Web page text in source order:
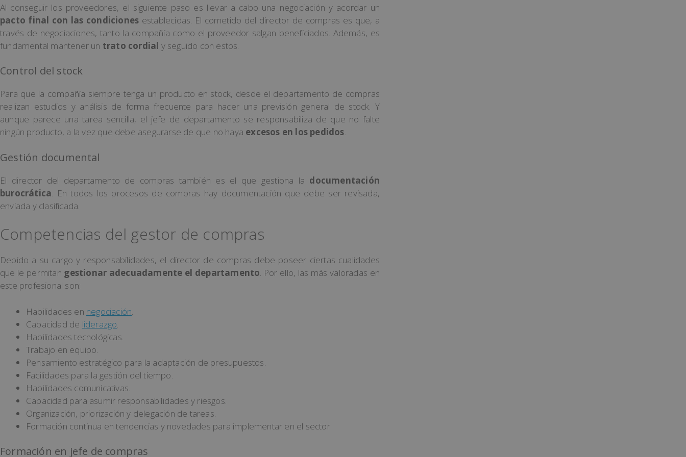
Al conseguir los proveedores, el siguiente paso es llevar a cabo una negociación y acordar un
pacto final con las condiciones establecidas. El cometido del director de compras es que, a
través de negociaciones, tanto la compañía como el proveedor salgan beneficiados. Además, es
fundamental mantener un trato cordial y seguido con estos.
Control del stock
Para que la compañía siempre tenga un producto en stock, desde el departamento de compras
realizan estudios y análisis de forma frecuente para hacer una previsión general de stock. Y
aunque parece una tarea sencilla, el jefe de departamento se responsabiliza de que no falte
ningún producto, a la vez que debe asegurarse de que no haya excesos en los pedidos.
Gestión documental
El director del departamento de compras también es el que gestiona la documentación
burocrática. En todos los procesos de compras hay documentación que debe ser revisada,
enviada y clasificada.
Competencias del gestor de compras
Debido a su cargo y responsabilidades, el director de compras debe poseer ciertas cualidades
que le permitan gestionar adecuadamente el departamento. Por ello, las más valoradas en
este profesional son:
Habilidades en negociación.
Capacidad de liderazgo.
Habilidades tecnológicas.
Trabajo en equipo.
Pensamiento estratégico para la adaptación de presupuestos.
Facilidades para la gestión del tiempo.
Habilidades comunicativas.
Capacidad para asumir responsabilidades y riesgos.
Organización, priorización y delegación de tareas.
Formación continua en tendencias y novedades para implementar en el sector.
Formación en jefe de compras